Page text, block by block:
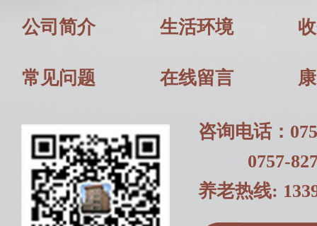
公司简介 生活环境
常见问题 在线留言
咨询电话：
0757-
养老热线: